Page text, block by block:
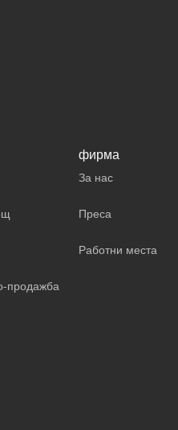
продажба
фирма
За нас
Преса
Работни места